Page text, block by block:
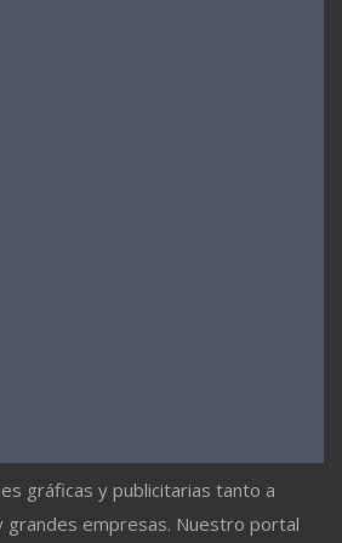
gráficas y publicitarias tanto a
grandes empresas. Nuestro portal